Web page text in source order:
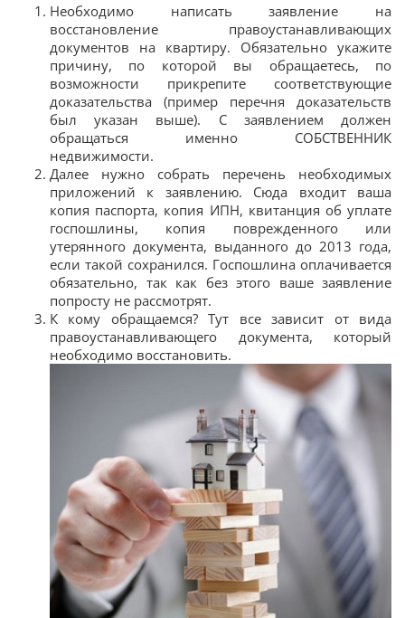
Необходимо написать заявление на
восстановление правоустанавливающих
документов на квартиру. Обязательно укажите
причину, по которой вы обращаетесь, по
возможности прикрепите соответствующие
доказательства (пример перечня доказательств
был указан выше). С заявлением должен
обращаться именно СОБСТВЕННИК
недвижимости.
Далее нужно собрать перечень необходимых
приложений к заявлению. Сюда входит ваша
копия паспорта, копия ИПН, квитанция об уплате
госпошлины, копия поврежденного или
утерянного документа, выданного до 2013 года,
если такой сохранился. Госпошлина оплачивается
обязательно, так как без этого ваше заявление
попросту не рассмотрят.
К кому обращаемся? Тут все зависит от вида
правоустанавливающего документа, который
необходимо восстановить.